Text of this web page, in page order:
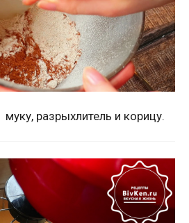
разрыхлитель и корицу.